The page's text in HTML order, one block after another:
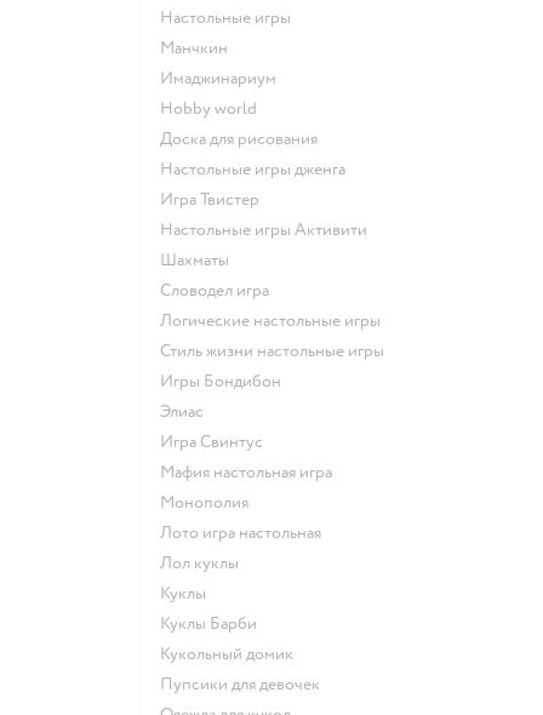
Настольные игры
Манчкин
Имаджинариум
Hobby world
Доска для рисования
Настольные игры дженга
Игра Твистер
Настольные игры Активити
Шахматы
Словодел игра
Логические настольные игры
Стиль жизни настольные игры
Игры Бондибон
Элиас
Игра Свинтус
Мафия настольная игра
Монополия
Лото игра настольная
Лол куклы
Куклы
Куклы Барби
Кукольный домик
Пупсики для девочек